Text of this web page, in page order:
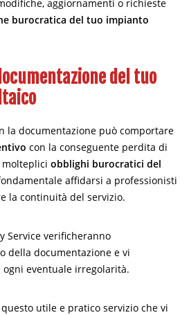
aggiornamenti o richieste
burocratica del tuo impianto
del tuo
la documentazione può comportare
con la conseguente perdita di
obblighi burocratici del
affidarsi a professionisti
la continuità del servizio.
Service verificheranno
della documentazione e vi
eventuale irregolarità.
utile e pratico servizio che vi